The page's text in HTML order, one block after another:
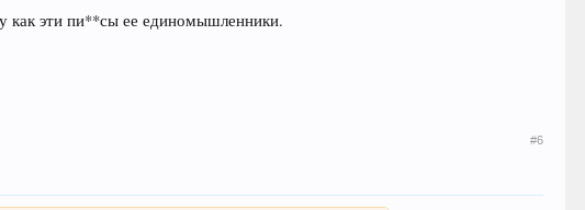
как эти пи**сы ее единомышленники.
#6